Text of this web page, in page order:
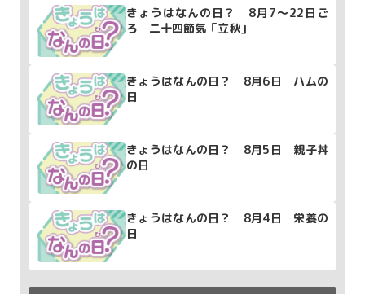
きょうはなんの日？ 8月7～22日ご
ろ 二十四節気「立秋」
きょうはなんの日？ 8月6日 ハムの
日
きょうはなんの日？ 8月5日 親子丼
の日
きょうはなんの日？ 8月4日 栄養の
日